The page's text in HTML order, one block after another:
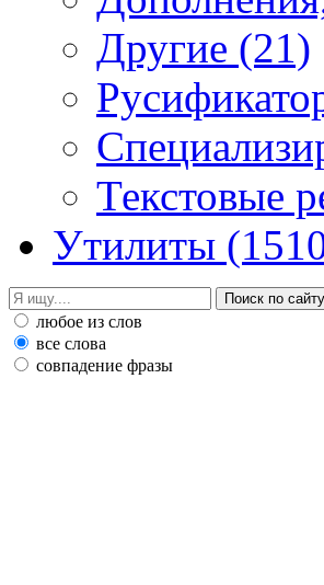
Другие (21)
Текстовые
Утилиты
любое из слов
все слова
совпадение фразы